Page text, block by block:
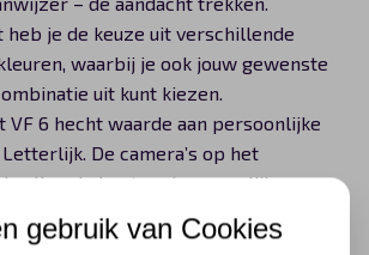
heb je de keuze uit verschillende
waarbij je ook jouw gewenste
uit kunt kiezen.
VF 6 hecht waarde aan persoonlijke
De camera’s op het
zullen de bestuurder namelijk
en op basis daarvan jouw rijervaring
Denk aan het juist afstellen van de
gebruik van Cookies